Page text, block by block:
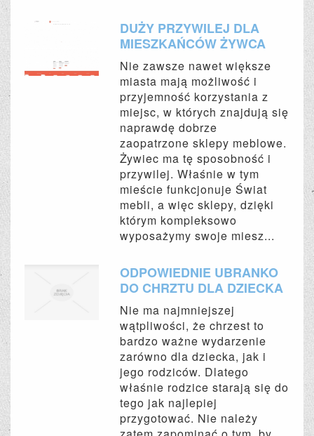
DUŻY PRZYWILEJ DLA
MIESZKAŃCÓW ŻYWCA
Nie zawsze nawet większe
miasta mają możliwość i
przyjemność korzystania z
miejsc, w których znajdują się
naprawdę dobrze
zaopatrzone sklepy meblowe.
Żywiec ma tę sposobność i
przywilej. Właśnie w tym
mieście funkcjonuje Świat
mebli, a więc sklepy, dzięki
którym kompleksowo
wyposażymy swoje miesz...
ODPOWIEDNIE UBRANKO
DO CHRZTU DLA DZIECKA
Nie ma najmniejszej
wątpliwości, że chrzest to
bardzo ważne wydarzenie
zarówno dla dziecka, jak i
jego rodziców. Dlatego
właśnie rodzice starają się do
tego jak najlepiej
przygotować. Nie należy